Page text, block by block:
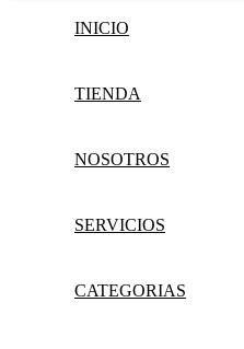
INICIO
TIENDA
NOSOTROS
SERVICIOS
CATEGORIAS